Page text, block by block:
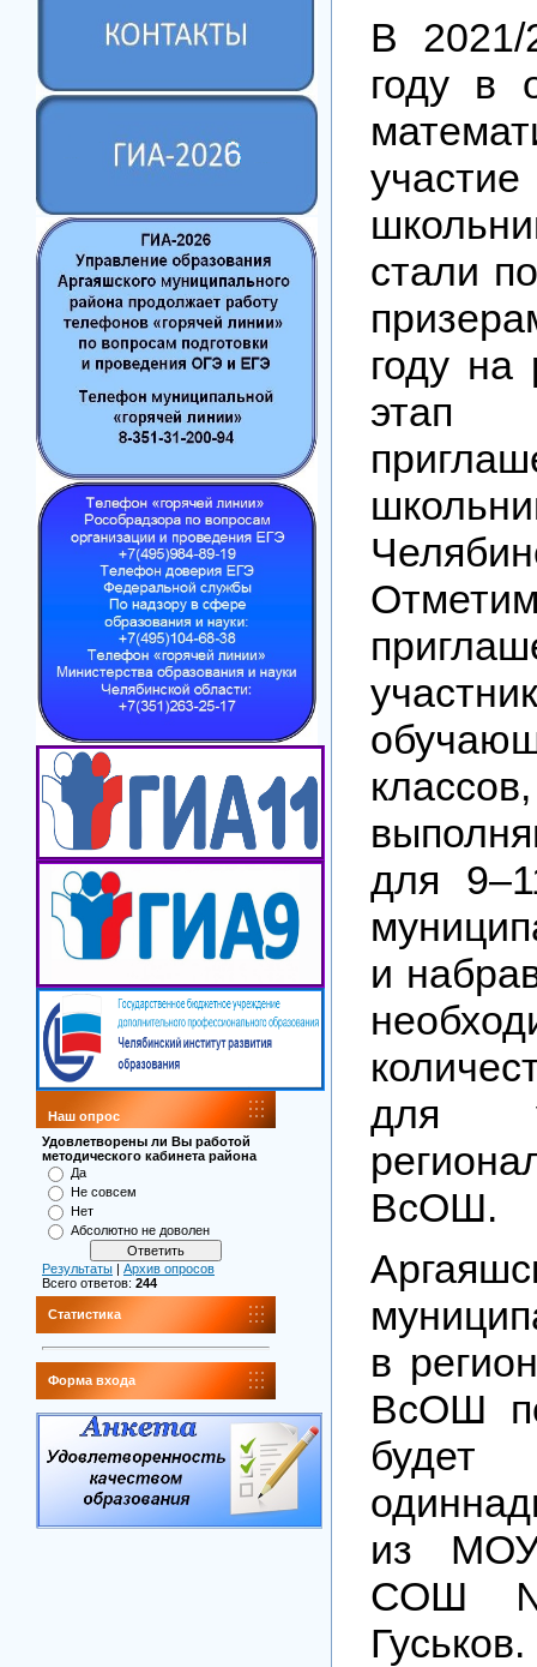
Наш опрос
Удовлетворены ли Вы работой
методического кабинета района
Да
Не совсем
Нет
Абсолютно не доволен
Результаты
Архив опросов
Всего ответов: 244
Статистика
Форма входа
В 2021/
году в
стали
году на
этап
классов,
для
и
для
ВсОШ.
в
ВсОШ
будет
из МОУ
СОШ
Гуськов.